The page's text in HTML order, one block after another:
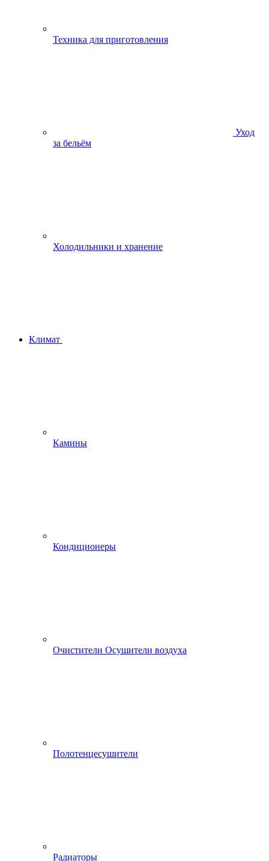
Техника для приготовления
Уход
за бельём
Холодильники и хранение
Климат
Камины
Кондиционеры
Очистители Осушители воздуха
Полотенцесушители
Радиаторы